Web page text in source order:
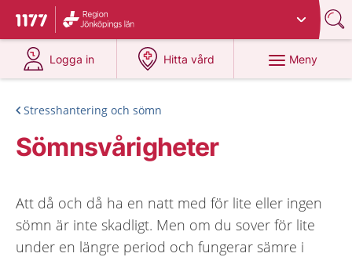
Till startsidan för 1177
Du har valt region
Logga in
på 1177.se
Hitta vård
på 1177.se
Meny
Stresshantering och sömn
Sömnsvårigheter
Att då och då ha en natt med för lite eller ingen
sömn är inte skadligt. Men om du sover för lite
under en längre period och fungerar sämre i